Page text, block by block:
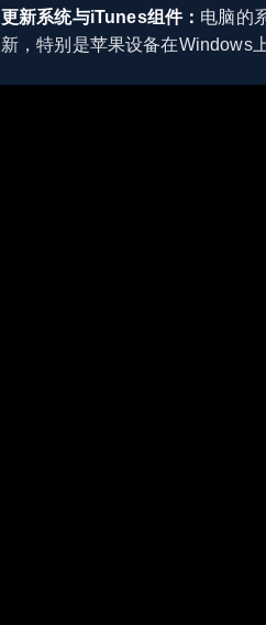
更新系统与iTunes组件： 电脑的
新，特别是苹果设备在Windows